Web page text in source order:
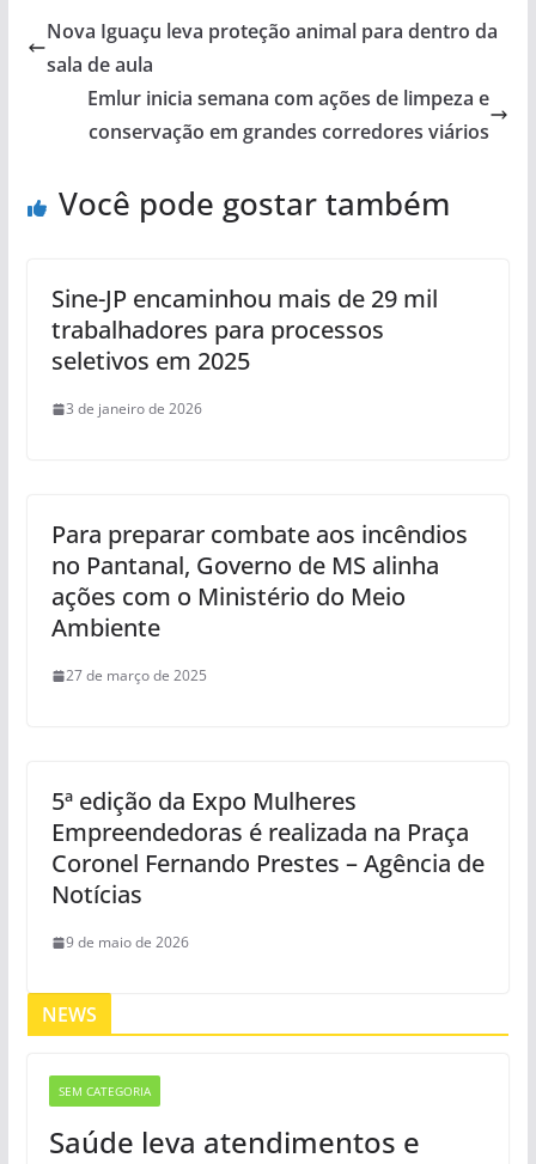
Nova Iguaçu leva proteção animal para dentro da
sala de aula
Emlur inicia semana com ações de limpeza e
conservação em grandes corredores viários
Você pode gostar também
Sine-JP encaminhou mais de 29 mil
trabalhadores para processos
seletivos em 2025
3 de janeiro de 2026
Para preparar combate aos incêndios
no Pantanal, Governo de MS alinha
ações com o Ministério do Meio
Ambiente
27 de março de 2025
5ª edição da Expo Mulheres
Empreendedoras é realizada na Praça
Coronel Fernando Prestes – Agência de
Notícias
9 de maio de 2026
NEWS
SEM CATEGORIA
Saúde leva atendimentos e